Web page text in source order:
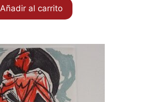
Añadir al carrito